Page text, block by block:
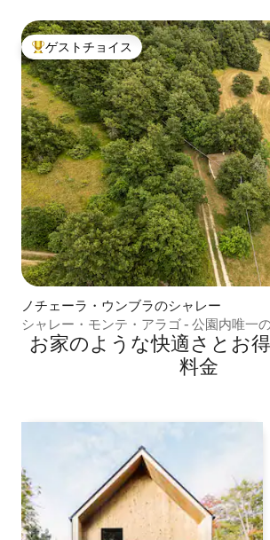
大好評のゲストチョイスです。
ゲストチョイス
ノチェーラ・ウンブラのシャレー
シャレー・モンテ・アラゴ - 公園内唯一
お家のような快⁠適⁠さ⁠とお⁠
料⁠金